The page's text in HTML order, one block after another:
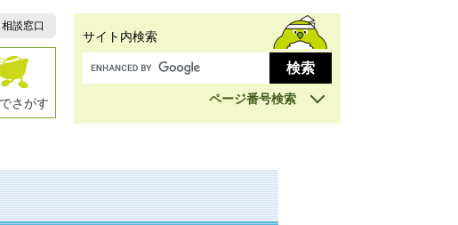
相談窓口
さがす
サイト内検索
ページ番号検索